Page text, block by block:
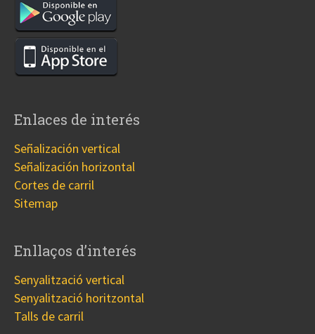
Enlaces de interés
Señalización vertical
Señalización horizontal
Cortes de carril
Sitemap
Enllaços d’interés
Senyalització vertical
Senyalització horitzontal
Talls de carril